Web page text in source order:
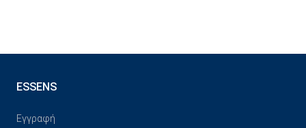
ESSENS
Εγγραφή